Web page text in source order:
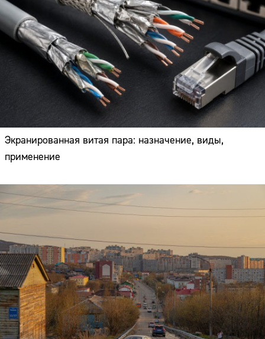
Экранированная витая пара: назначение, виды,
применение